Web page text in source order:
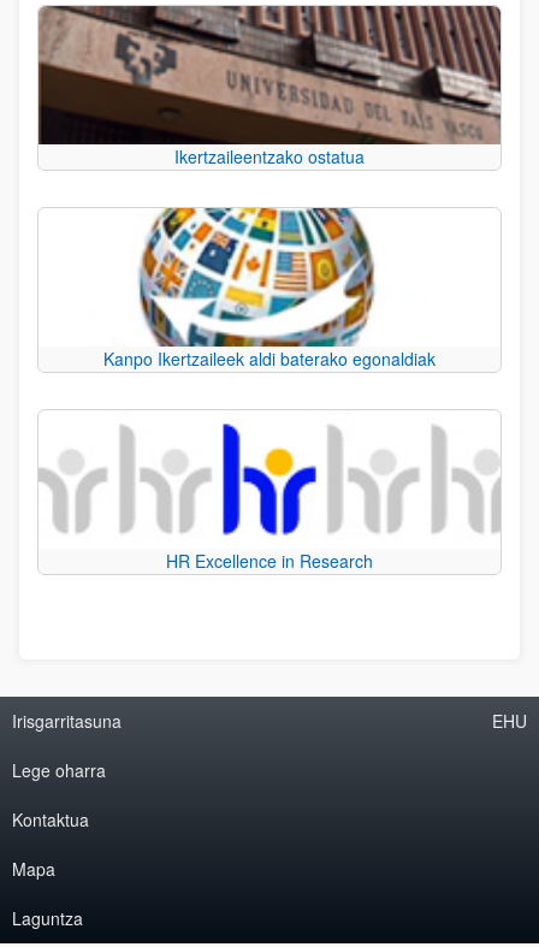
Ikertzaileentzako ostatua
Kanpo Ikertzaileek aldi baterako egonaldiak
HR Excellence in Research
Irisgarritasuna
Lege oharra
Kontaktua
Mapa
Laguntza
EHU